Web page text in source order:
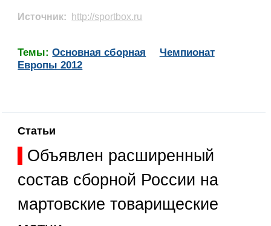
Источник: http://sportbox.ru
Темы:Основная сборная
Чемпионат
Европы 2012
Статьи
Объявлен расширенный
состав сборной России на
мартовские товарищеские